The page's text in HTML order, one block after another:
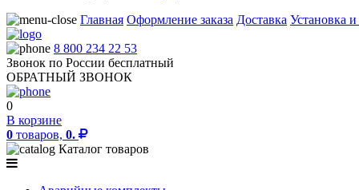
Главная Оформление заказа Доставка Установка
8 800 234 22 53
Звонок по России бесплатный
ОБРАТНЫЙ ЗВОНОК
0
В корзине
0 товаров, 0.
Каталог товаров